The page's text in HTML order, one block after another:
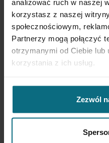
analizować ruch w naszej
korzystasz z naszej
społecznościowym,
Partnerzy mogą połączyć
otrzymanymi od Ciebie lub
korzystania z ich usług.
Zezwól